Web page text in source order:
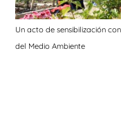
Un acto de sensibilización
del Medio Ambiente